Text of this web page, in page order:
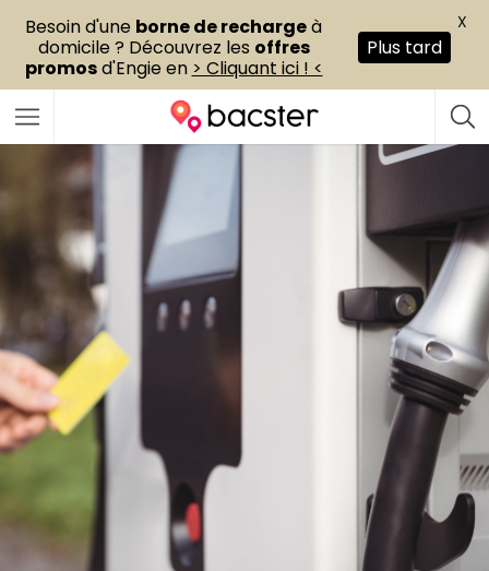
Besoin d'une borne de rechargeà
domicile ? Découvrez les offres
promosd'Engie en > Cliquant ici ! <
Plus tard
X